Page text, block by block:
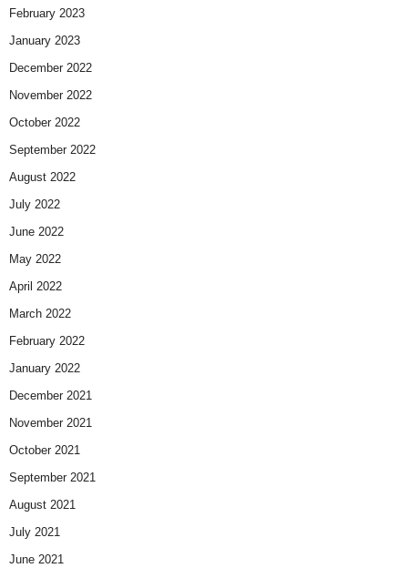
February 2023
January 2023
December 2022
November 2022
October 2022
September 2022
August 2022
July 2022
June 2022
May 2022
April 2022
March 2022
February 2022
January 2022
December 2021
November 2021
October 2021
September 2021
August 2021
July 2021
June 2021